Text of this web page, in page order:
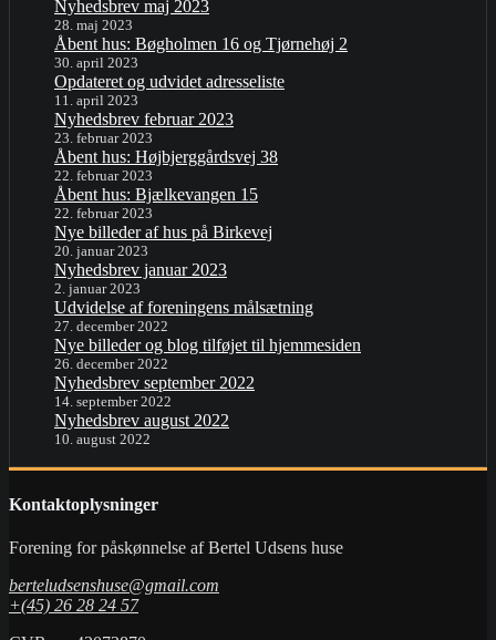
Nyhedsbrev maj 2023
28. maj 2023
Åbent hus: Bøgholmen 16 og Tjørnehøj 2
30. april 2023
Opdateret og udvidet adresseliste
11. april 2023
Nyhedsbrev februar 2023
23. februar 2023
Åbent hus: Højbjerggårdsvej 38
22. februar 2023
Åbent hus: Bjælkevangen 15
22. februar 2023
Nye billeder af hus på Birkevej
20. januar 2023
Nyhedsbrev januar 2023
2. januar 2023
Udvidelse af foreningens målsætning
27. december 2022
Nye billeder og blog tilføjet til hjemmesiden
26. december 2022
Nyhedsbrev september 2022
14. september 2022
Nyhedsbrev august 2022
10. august 2022
Kontaktoplysninger
Forening for påskønnelse af Bertel Udsens huse
berteludsenshuse@gmail.com
+(45) 26 28 24 57